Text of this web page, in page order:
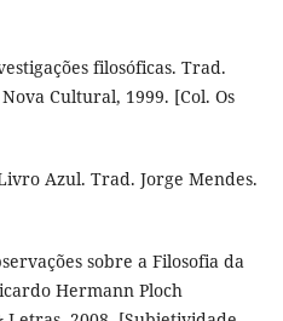
filosóficas. Trad.
Cultural, 1999. [Col. Os
Azul. Trad. Jorge Mendes.
sobre a Filosofia da
Hermann Ploch